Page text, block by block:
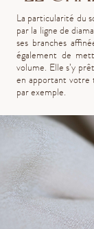
La particularité du
par la ligne de
ses branches
également de
volume. Elle s’y
en apportant votre
par exemple.